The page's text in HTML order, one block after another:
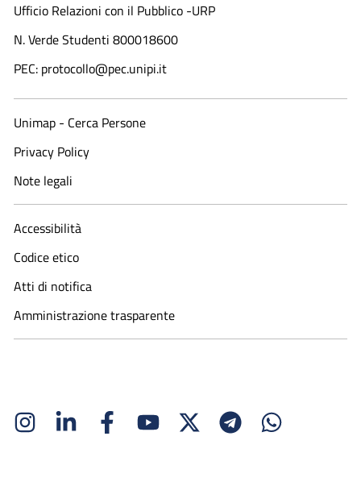
Ufficio Relazioni con il Pubblico -URP
N. Verde Studenti 800018600​
PEC: protocollo@pec.unipi.it
Unimap - Cerca Persone
Privacy Policy
Note legali
Accessibilità
Codice etico
Atti di notifica
Amministrazione trasparente